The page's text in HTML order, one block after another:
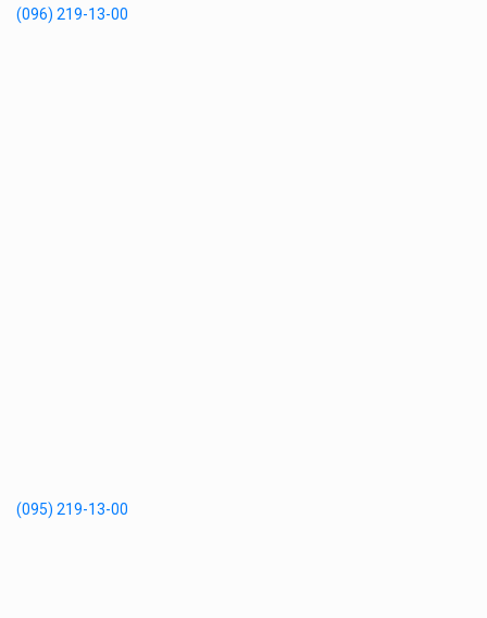
(096) 219-13-00
(095) 219-13-00